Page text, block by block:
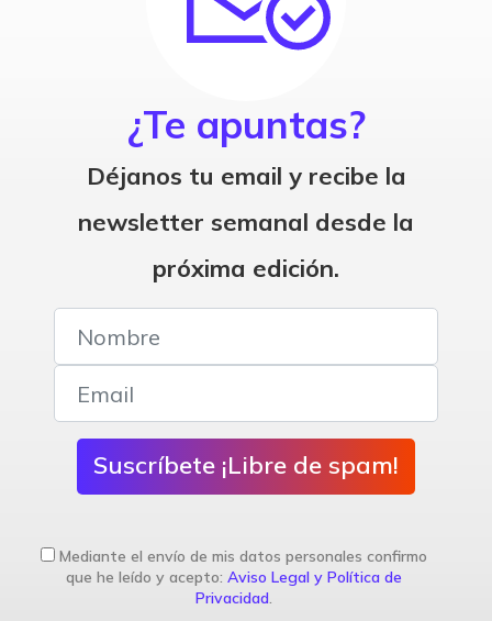
¿Te apuntas?
Déjanos tu email y recibe la
newsletter semanal desde la
próxima edición.
Suscríbete ¡Libre de spam!
Mediante el envío de mis datos personales confirmo
que he leído y acepto: Aviso Legal y Política de
Privacidad.